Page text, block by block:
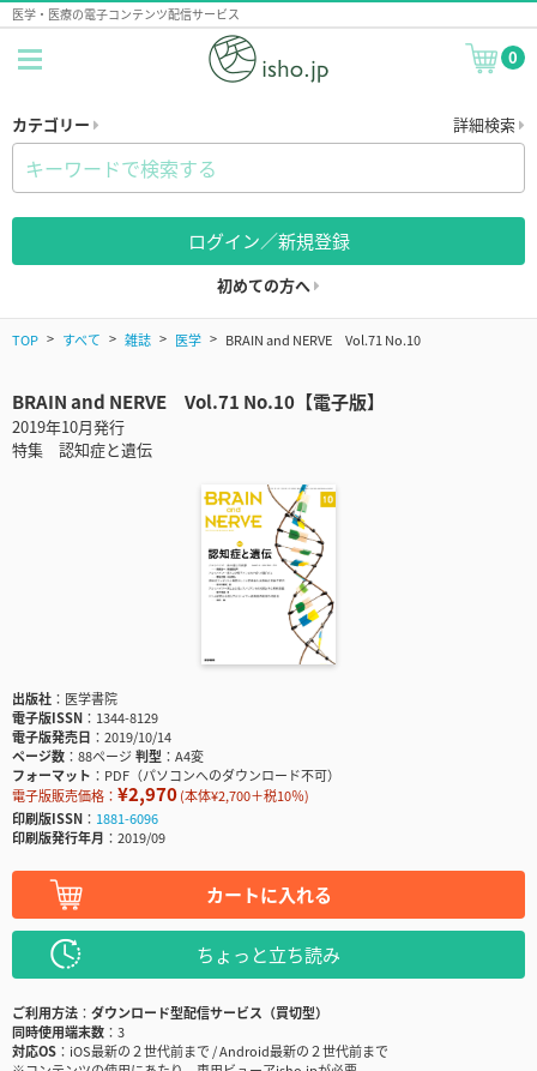
医学・医療の電子コンテンツ配信サービス
0
カテゴリー 詳細検索
ログイン／新規登録
初めての方へ
TOP すべて 雑誌 医学 BRAIN and NERVE Vol.71 No.10
BRAIN and NERVE Vol.71 No.10【電子版】
2019年10月発行
特集 認知症と遺伝
出版社
医学書院
電子版ISSN
1344-8129
電子版発売日
2019/10/14
ページ数
88ページ判型
A4変
フォーマット
PDF（パソコンへのダウンロード不可）
電子版販売価格： ¥2,970(本体¥2,700＋税10％)
印刷版ISSN
1881-6096
印刷版発行年月
2019/09
カートに入れる
ちょっと立ち読み
ご利用方法
ダウンロード型配信サービス（買切型）
同時使用端末数
3
対応OS
iOS最新の２世代前まで / Android最新の２世代前まで